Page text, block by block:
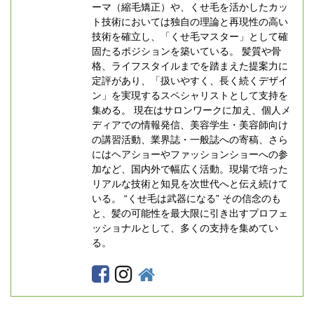
ーマ（縮毛矯正）や、くせ毛を活かしたカッ
ト技術においては独自の理論と再現性の高い
技術を確立し、「くせ毛マスター」として確
固たるポジションを築いている。 髪質や骨
格、ライフスタイルまでを踏まえた提案力に
定評があり、「扱いやすく、長く続くデザイ
ン」を実現するスペシャリストとして支持を
集める。 現在はサロンワークに加え、個人メ
ディアでの情報発信、美容学生・美容師向け
の講習活動、業界誌・一般誌への寄稿、さら
にはヘアショーやファッションショーへの参
加など、国内外で幅広く活動。現場で培った
リアルな技術と知見を次世代へと伝え続けて
いる。 “くせ毛は武器になる” その信念のも
と、髪の可能性を最大限に引き出すプロフェ
ッショナルとして、多くの支持を集めてい
る。